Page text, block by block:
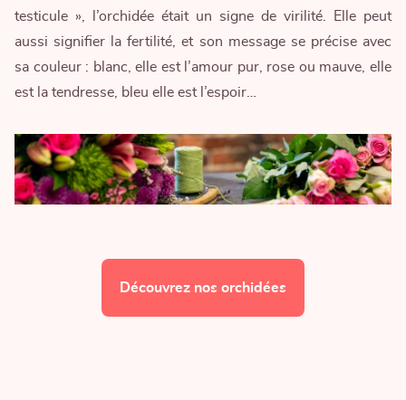
testicule », l’orchidée était un signe de virilité. Elle peut
aussi signifier la fertilité, et son message se précise avec
sa couleur : blanc, elle est l’amour pur, rose ou mauve, elle
est la tendresse, bleu elle est l’espoir…
Découvrez nos orchidées